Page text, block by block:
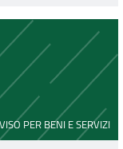
PER BENI E SERVIZI